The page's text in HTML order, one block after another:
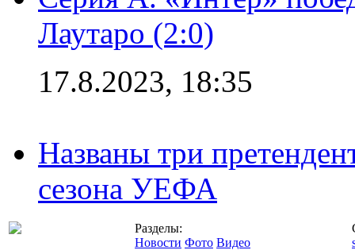
Лаутаро (2:0)
17.8.2023, 18:35
Названы три
сезона УЕФА
Разделы:
Новости Фото Видео